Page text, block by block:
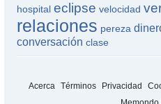
hospital eclipse velocidad
relaciones pereza
conversación clase
Acerca Términos Privacidad